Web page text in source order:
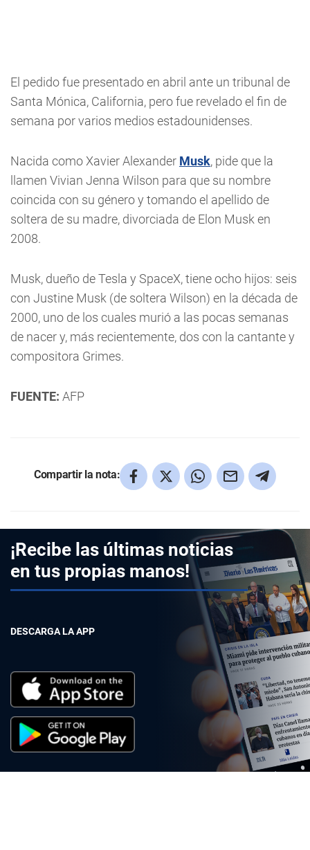
El pedido fue presentado en abril ante un tribunal de
Santa Mónica, California, pero fue revelado el fin de
semana por varios medios estadounidenses.
Nacida como Xavier Alexander Musk, pide que la
llamen Vivian Jenna Wilson para que su nombre
coincida con su género y tomando el apellido de
soltera de su madre, divorciada de Elon Musk en
2008.
Musk, dueño de Tesla y SpaceX, tiene ocho hijos: seis
con Justine Musk (de soltera Wilson) en la década de
2000, uno de los cuales murió a las pocas semanas
de nacer y, más recientemente, dos con la cantante y
compositora Grimes.
FUENTE: AFP
Compartir la nota:
¡Recibe las últimas noticias
en tus propias manos!
DESCARGA LA APP